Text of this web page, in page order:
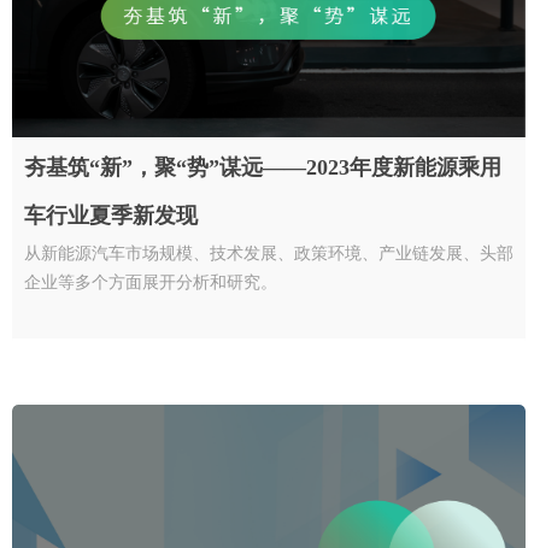
夯基筑“新”，聚“势”谋远——2023年度新能源乘用
车行业夏季新发现
从新能源汽车市场规模、技术发展、政策环境、产业链发展、头部
企业等多个方面展开分析和研究。